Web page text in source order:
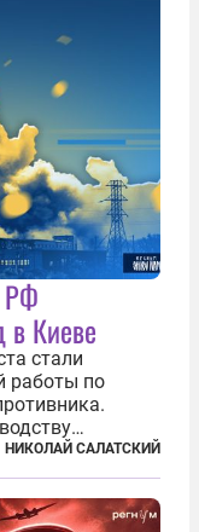
РФ
в Киеве
стали
работы по
и два
городов. В
НИКОЛАЙ САЛАТСКИЙ